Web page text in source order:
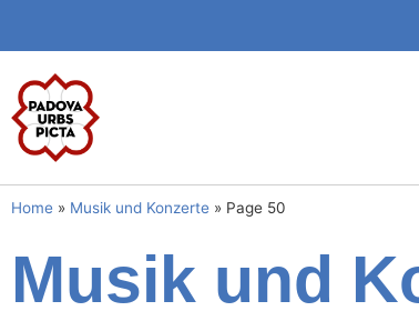
Home » Musik und Konzerte » Page 50
Musik und